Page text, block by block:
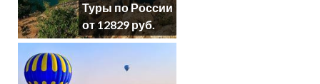
Туры по России
от 12829 руб.